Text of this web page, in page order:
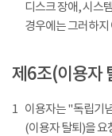
디스크 장애, 시스
경우에는 그러하지
제6조(이용자
1 이용자는 "독립기
(이용자 탈퇴)을 요